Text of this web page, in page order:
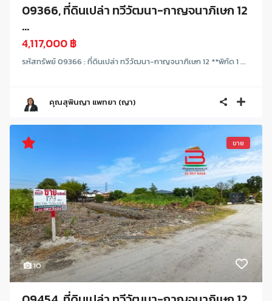
09366, ที่ดินเปล่า ทวีวัฒนา-กาญจนาภิเษก 12
...
4,117,000 ฿
รหัสทรัพย์ 09366 : ที่ดินเปล่า ทวีวัฒนา-กาญจนาภิเษก 12 **พิกัด 1 ...
คุณสุพินญา แพทยา (ญา)
10
ขาย